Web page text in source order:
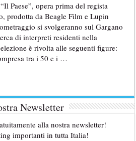
Paese”, opera prima del regista
prodotta da Beagle Film e Lupin
si svolgeranno sul Gargano
di interpreti residenti nella
è rivolta alle seguenti figure:
tra i 50 e i …
Newsletter
alla nostra newsletter!
importanti in tutta Italia!